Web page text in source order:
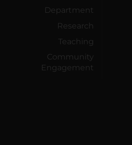
Department
Research
Teaching
Community
Engagement